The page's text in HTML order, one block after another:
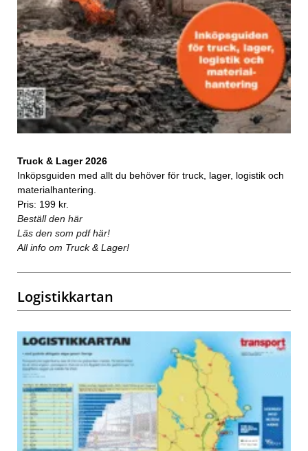
Truck & Lager 2026
Inköpsguiden med allt du behöver för truck, lager, logistik och
materialhantering.
Pris: 199 kr.
Beställ den här
Läs den som pdf här!
All info om Truck & Lager!
Logistikkartan